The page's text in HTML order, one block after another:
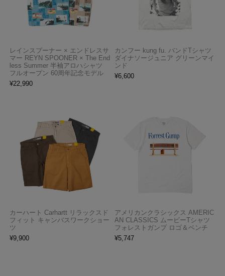
レインスプーナー × エンドレスサ
マー REYN SPOONER × The End
less Summer 半袖アロハシャツ
フルオープン 60周年記念モデル
¥22,990
カンフー kung fu. バンドTシャツ
ダイナソージュニア グリーンマイ
ンド
¥6,600
カーハート Carhartt リラックスド
フィット キャンバスワークショー
ツ
¥9,900
アメリカンクラシックス AMERIC
AN CLASSICS ムービーTシャツ
フォレストガンプ ロゴ＆ベンチ
¥5,747